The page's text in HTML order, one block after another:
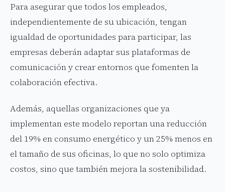
Para asegurar que todos los empleados,
independientemente de su ubicación, tengan
igualdad de oportunidades para participar, las
empresas deberán adaptar sus plataformas de
comunicación y crear entornos que fomenten la
colaboración efectiva.
Además, aquellas organizaciones que ya
implementan este modelo reportan una reducción
del 19% en consumo energético y un 25% menos en
el tamaño de sus oficinas, lo que no solo optimiza
costos, sino que también mejora la sostenibilidad.